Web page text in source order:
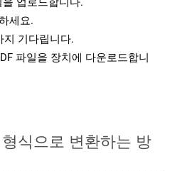
세요.
지 기다립니다.
파일을 장치에 다운로드합니
식으로 변환하는 방